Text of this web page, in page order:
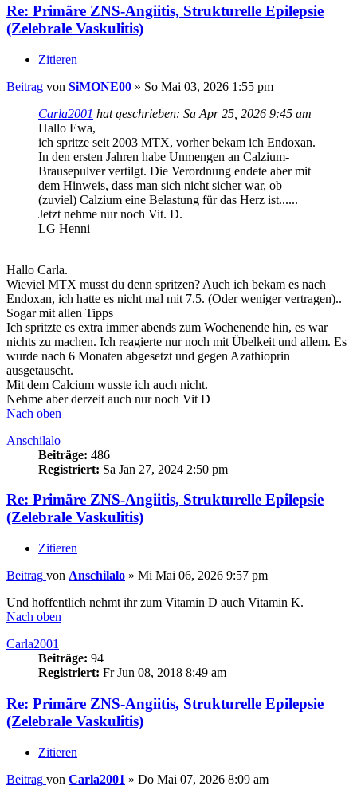
Re: Primäre ZNS-Angiitis, Strukturelle Epilepsie
(Zelebrale Vaskulitis)
Zitieren
Beitrag von SiMONE00 » So Mai 03, 2026 1:55 pm
Carla2001 hat geschrieben: Sa Apr 25, 2026 9:45 am
Hallo Ewa,
ich spritze seit 2003 MTX, vorher bekam ich Endoxan.
In den ersten Jahren habe Unmengen an Calzium-
Brausepulver vertilgt. Die Verordnung endete aber mit
dem Hinweis, dass man sich nicht sicher war, ob
(zuviel) Calzium eine Belastung für das Herz ist......
Jetzt nehme nur noch Vit. D.
LG Henni
Hallo Carla.
Wieviel MTX musst du denn spritzen? Auch ich bekam es nach
Endoxan, ich hatte es nicht mal mit 7.5. (Oder weniger vertragen)..
Sogar mit allen Tipps
Ich spritzte es extra immer abends zum Wochenende hin, es war
nichts zu machen. Ich reagierte nur noch mit Übelkeit und allem. Es
wurde nach 6 Monaten abgesetzt und gegen Azathioprin
ausgetauscht.
Mit dem Calcium wusste ich auch nicht.
Nehme aber derzeit auch nur noch Vit D
Nach oben
Anschilalo
Beiträge: 486
Registriert: Sa Jan 27, 2024 2:50 pm
Re: Primäre ZNS-Angiitis, Strukturelle Epilepsie
(Zelebrale Vaskulitis)
Zitieren
Beitrag von Anschilalo » Mi Mai 06, 2026 9:57 pm
Und hoffentlich nehmt ihr zum Vitamin D auch Vitamin K.
Nach oben
Carla2001
Beiträge: 94
Registriert: Fr Jun 08, 2018 8:49 am
Re: Primäre ZNS-Angiitis, Strukturelle Epilepsie
(Zelebrale Vaskulitis)
Zitieren
Beitrag von Carla2001 » Do Mai 07, 2026 8:09 am